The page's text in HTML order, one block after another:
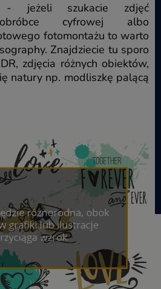
jeżeli szukacie zdjęć
cyfrowej albo
fotomontażu to warto
Znajdziecie tu sporo
zdjęcia różnych obiektów,
natury np. modliszkę palącą